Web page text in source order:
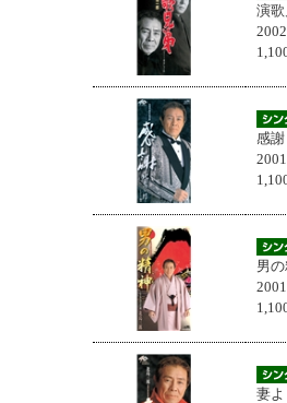
演
感謝
男
妻よ